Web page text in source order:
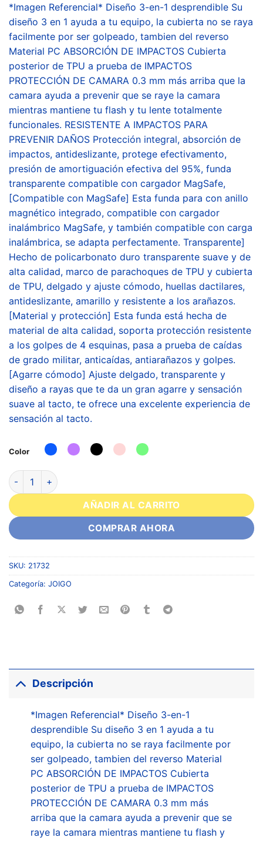
*Imagen Referencial* Diseño 3-en-1 desprendible Su
diseño 3 en 1 ayuda a tu equipo, la cubierta no se raya
facilmente por ser golpeado, tambien del reverso
Material PC ABSORCIÓN DE IMPACTOS Cubierta
posterior de TPU a prueba de IMPACTOS
PROTECCIÓN DE CAMARA 0.3 mm más arriba que la
camara ayuda a prevenir que se raye la camara
mientras mantiene tu flash y tu lente totalmente
funcionales. RESISTENTE A IMPACTOS PARA
PREVENIR DAÑOS Protección integral, absorción de
impactos, antideslizante, protege efectivamento,
presión de amortiguación efectiva del 95%, funda
transparente compatible con cargador MagSafe,
[Compatible con MagSafe] Esta funda para con anillo
magnético integrado, compatible con cargador
inalámbrico MagSafe, y también compatible con carga
inalámbrica, se adapta perfectamente. Transparente]
Hecho de policarbonato duro transparente suave y de
alta calidad, marco de parachoques de TPU y cubierta
de TPU, delgado y ajuste cómodo, huellas dactilares,
antideslizante, amarillo y resistente a los arañazos.
[Material y protección] Esta funda está hecha de
material de alta calidad, soporta protección resistente
a los golpes de 4 esquinas, pasa a prueba de caídas
de grado militar, anticaídas, antiarañazos y golpes.
[Agarre cómodo] Ajuste delgado, transparente y
diseño a rayas que te da un gran agarre y sensación
suave al tacto, te ofrece una excelente experiencia de
sensación al tacto.
Color
AÑADIR AL CARRITO
COMPRAR AHORA
SKU: 21732
Categoría: JOIGO
Descripción
*Imagen Referencial* Diseño 3-en-1
desprendible Su diseño 3 en 1 ayuda a tu
equipo, la cubierta no se raya facilmente por
ser golpeado, tambien del reverso Material
PC ABSORCIÓN DE IMPACTOS Cubierta
posterior de TPU a prueba de IMPACTOS
PROTECCIÓN DE CAMARA 0.3 mm más
arriba que la camara ayuda a prevenir que se
raye la camara mientras mantiene tu flash y